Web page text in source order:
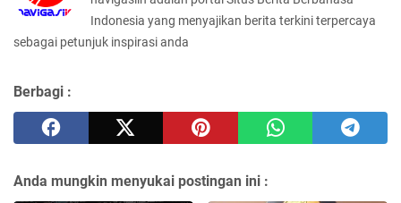
Indonesia yang menyajikan berita terkini terpercaya
sebagai petunjuk inspirasi anda
Berbagi :
Anda mungkin menyukai postingan ini :